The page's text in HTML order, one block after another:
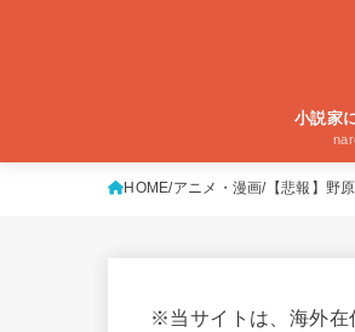
小説家
HOME アニメ・漫画 【悲報】野
※当サイトは、海外在